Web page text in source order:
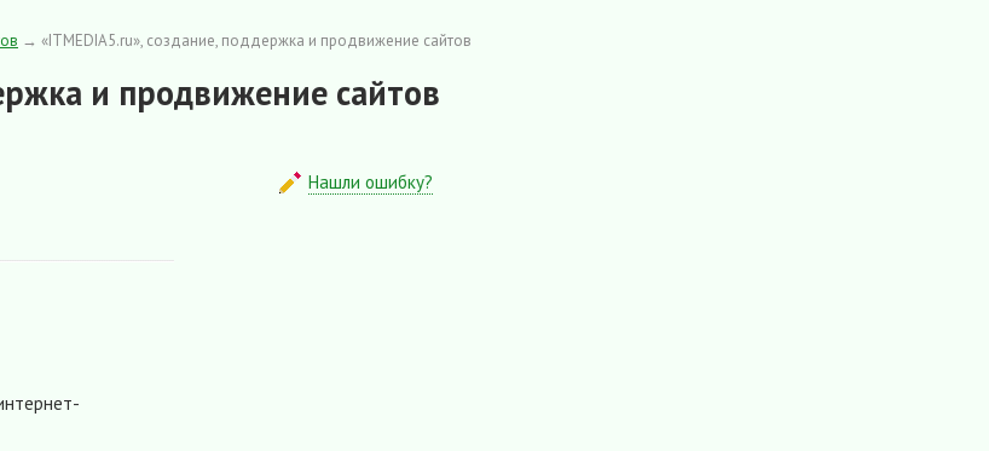
→ «ITMEDIA5.ru», создание, поддержка и продвижение сайтов
и продвижение сайтов
Нашли ошибку?